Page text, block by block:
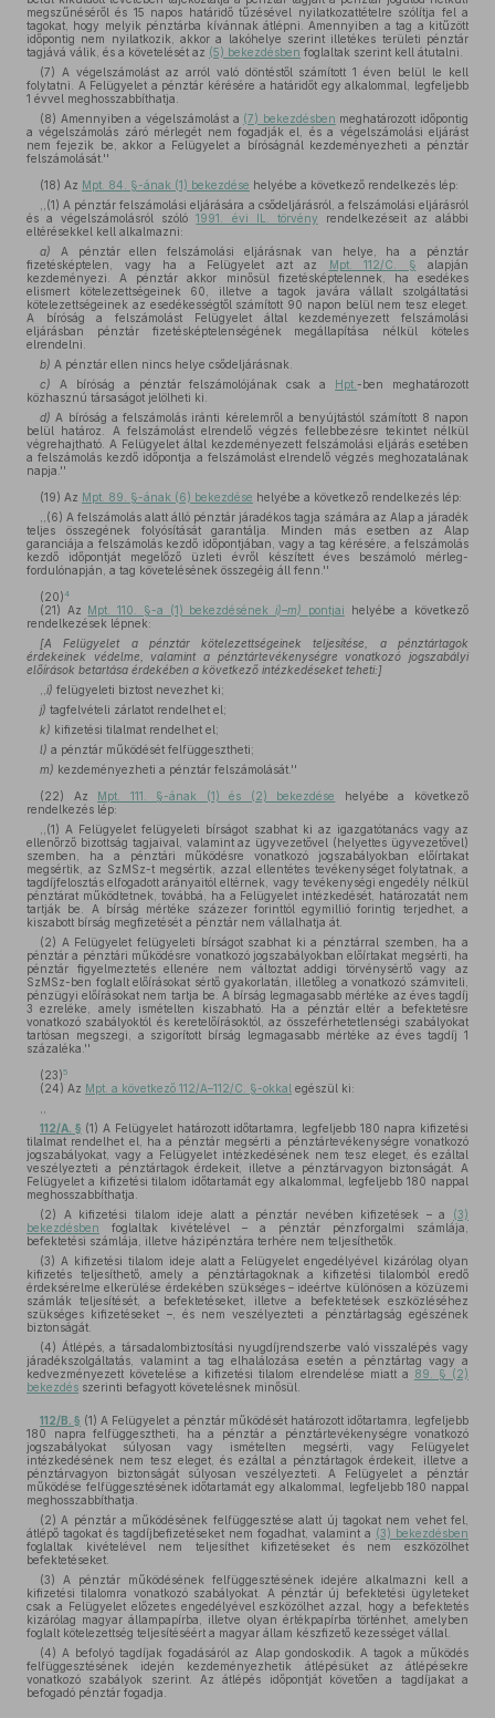
megszűnéséről és 15 napos határidő tűzésével nyilatkozattételre szólítja fel a
tagokat, hogy melyik pénztárba kívánnak átlépni. Amennyiben a tag a kitűzött
időpontig nem nyilatkozik, akkor a lakóhelye szerint illetékes területi pénztár
tagjává válik, és a követelését az (5) bekezdésben foglaltak szerint kell átutalni.
(7) A végelszámolást az arról való döntéstől számított 1 éven belül le kell
folytatni. A Felügyelet a pénztár kérésére a határidőt egy alkalommal, legfeljebb
1 évvel meghosszabbíthatja.
(8) Amennyiben a végelszámolást a (7) bekezdésben meghatározott időpontig
a végelszámolás záró mérlegét nem fogadják el, és a végelszámolási eljárást
nem fejezik be, akkor a Felügyelet a bíróságnál kezdeményezheti a pénztár
felszámolását.''
(18) Az Mpt. 84. §-ának (1) bekezdése helyébe a következő rendelkezés lép:
,,(1) A pénztár felszámolási eljárására a csődeljárásról, a felszámolási eljárásról
és a végelszámolásról szóló1991. évi IL. törvény rendelkezéseit az alábbi
eltérésekkel kell alkalmazni:
a) A pénztár ellen felszámolási eljárásnak van helye, ha a pénztár
fizetésképtelen, vagy ha a Felügyelet azt az
Mpt. 112/C. § alapján
kezdeményezi. A pénztár akkor minősül fizetésképtelennek, ha esedékes
elismert kötelezettségeinek 60, illetve a tagok javára vállalt szolgáltatási
kötelezettségeinek az esedékességtől számított 90 napon belül nem tesz eleget.
A bíróság a felszámolást Felügyelet által kezdeményezett felszámolási
eljárásban pénztár fizetésképtelenségének megállapítása nélkül köteles
elrendelni.
b) A pénztár ellen nincs helye csődeljárásnak.
c) A bíróság a pénztár felszámolójának csak a Hpt.-ben meghatározott
közhasznú társaságot jelölheti ki.
d) A bíróság a felszámolás iránti kérelemről a benyújtástól számított 8 napon
belül határoz. A felszámolást elrendelő végzés fellebbezésre tekintet nélkül
végrehajtható. A Felügyelet által kezdeményezett felszámolási eljárás esetében
a felszámolás kezdő időpontja a felszámolást elrendelő végzés meghozatalának
napja.''
(19) Az Mpt. 89. §-ának (6) bekezdése helyébe a következő rendelkezés lép:
,,(6) A felszámolás alatt álló pénztár járadékos tagja számára az Alap a járadék
teljes összegének folyósítását garantálja. Minden más esetben az Alap
garanciája a felszámolás kezdő időpontjában, vagy a tag kérésére, a felszámolás
kezdő időpontját megelőző üzleti évről készített éves beszámoló mérleg-
fordulónapján, a tag követelésének összegéig áll fenn.''
(20)4
(21) Az Mpt. 110. §-a (1) bekezdéséneki)–m) pontjai helyébe a következő
rendelkezések lépnek:
[A Felügyelet a pénztár kötelezettségeinek teljesítése, a pénztártagok
érdekeinek védelme, valamint a pénztártevékenységre vonatkozó jogszabályi
előírások betartása érdekében a következő intézkedéseket teheti:]
i) felügyeleti biztost nevezhet ki;
j) tagfelvételi zárlatot rendelhet el;
k) kifizetési tilalmat rendelhet el;
l) a pénztár működését felfüggesztheti;
m) kezdeményezheti a pénztár felszámolását.''
(22) Az Mpt. 111. §-ának (1) és (2) bekezdése
helyébe a következő
rendelkezés lép:
,,(1) A Felügyelet felügyeleti bírságot szabhat ki az igazgatótanács vagy az
ellenőrző bizottság tagjaival, valamint az ügyvezetővel (helyettes ügyvezetővel)
szemben, ha a pénztári működésre vonatkozó jogszabályokban előírtakat
megsértik, az SzMSz-t megsértik, azzal ellentétes tevékenységet folytatnak, a
tagdíjfelosztás elfogadott arányaitól eltérnek, vagy tevékenységi engedély nélkül
pénztárat működtetnek, továbbá, ha a Felügyelet intézkedését, határozatát nem
tartják be. A bírság mértéke százezer forinttól egymillió forintig terjedhet, a
kiszabott bírság megfizetését a pénztár nem vállalhatja át.
(2) A Felügyelet felügyeleti bírságot szabhat ki a pénztárral szemben, ha a
pénztár a pénztári működésre vonatkozó jogszabályokban előírtakat megsérti, ha
pénztár figyelmeztetés ellenére nem változtat addigi törvénysértő vagy az
SzMSz-ben foglalt előírásokat sértő gyakorlatán, illetőleg a vonatkozó számviteli,
pénzügyi előírásokat nem tartja be. A bírság legmagasabb mértéke az éves tagdíj
3 ezreléke, amely ismételten kiszabható. Ha a pénztár eltér a befektetésre
vonatkozó szabályoktól és keretelőírásoktól, az összeférhetetlenségi szabályokat
tartósan megszegi, a szigorított bírság legmagasabb mértéke az éves tagdíj 1
százaléka.''
(23)5
(24) Az Mpt. a következő 112/A–112/C. §-okkal egészül ki:
112/A. § (1) A Felügyelet határozott időtartamra, legfeljebb 180 napra kifizetési
tilalmat rendelhet el, ha a pénztár megsérti a pénztártevékenységre vonatkozó
jogszabályokat, vagy a Felügyelet intézkedésének nem tesz eleget, és ezáltal
veszélyezteti a pénztártagok érdekeit, illetve a pénztárvagyon biztonságát. A
Felügyelet a kifizetési tilalom időtartamát egy alkalommal, legfeljebb 180 nappal
meghosszabbíthatja.
(2) A kifizetési tilalom ideje alatt a pénztár nevében kifizetések – a (3)
bekezdésben foglaltak kivételével – a pénztár pénzforgalmi számlája,
befektetési számlája, illetve házipénztára terhére nem teljesíthetők.
(3) A kifizetési tilalom ideje alatt a Felügyelet engedélyével kizárólag olyan
kifizetés teljesíthető, amely a pénztártagoknak a kifizetési tilalomból eredő
érdeksérelme elkerülése érdekében szükséges – ideértve különösen a közüzemi
számlák teljesítését, a befektetéseket, illetve a befektetések eszközléséhez
szükséges kifizetéseket –, és nem veszélyezteti a pénztártagság egészének
biztonságát.
(4) Átlépés, a társadalombiztosítási nyugdíjrendszerbe való visszalépés vagy
járadékszolgáltatás, valamint a tag elhalálozása esetén a pénztártag vagy a
kedvezményezett követelése a kifizetési tilalom elrendelése miatt a 89. § (2)
bekezdés szerinti befagyott követelésnek minősül.
112/B. § (1) A Felügyelet a pénztár működését határozott időtartamra, legfeljebb
180 napra felfüggesztheti, ha a pénztár a pénztártevékenységre vonatkozó
jogszabályokat súlyosan vagy ismételten megsérti, vagy Felügyelet
intézkedésének nem tesz eleget, és ezáltal a pénztártagok érdekeit, illetve a
pénztárvagyon biztonságát súlyosan veszélyezteti. A Felügyelet a pénztár
működése felfüggesztésének időtartamát egy alkalommal, legfeljebb 180 nappal
meghosszabbíthatja.
(2) A pénztár a működésének felfüggesztése alatt új tagokat nem vehet fel,
átlépő tagokat és tagdíjbefizetéseket nem fogadhat, valamint a (3) bekezdésben
foglaltak kivételével nem teljesíthet kifizetéseket és nem eszközölhet
befektetéseket.
(3) A pénztár működésének felfüggesztésének idejére alkalmazni kell a
kifizetési tilalomra vonatkozó szabályokat. A pénztár új befektetési ügyleteket
csak a Felügyelet előzetes engedélyével eszközölhet azzal, hogy a befektetés
kizárólag magyar állampapírba, illetve olyan értékpapírba történhet, amelyben
foglalt kötelezettség teljesítéséért a magyar állam készfizető kezességet vállal.
(4) A befolyó tagdíjak fogadásáról az Alap gondoskodik. A tagok a működés
felfüggesztésének idején kezdeményezhetik átlépésüket az átlépésekre
vonatkozó szabályok szerint. Az átlépés időpontját követően a tagdíjakat a
befogadó pénztár fogadja.